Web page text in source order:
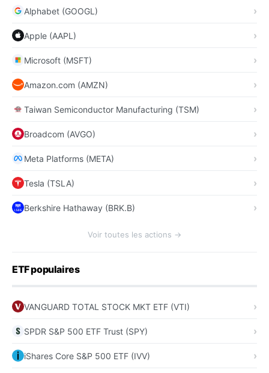
Alphabet (GOOGL)
Apple (AAPL)
Microsoft (MSFT)
Amazon.com (AMZN)
Taiwan Semiconductor Manufacturing (TSM)
Broadcom (AVGO)
Meta Platforms (META)
Tesla (TSLA)
Berkshire Hathaway (BRK.B)
Voir toutes les actions →
ETF populaires
VANGUARD TOTAL STOCK MKT ETF (VTI)
SPDR S&P 500 ETF Trust (SPY)
iShares Core S&P 500 ETF (IVV)